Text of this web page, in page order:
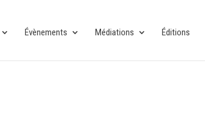
Évènements Médiations Éditions